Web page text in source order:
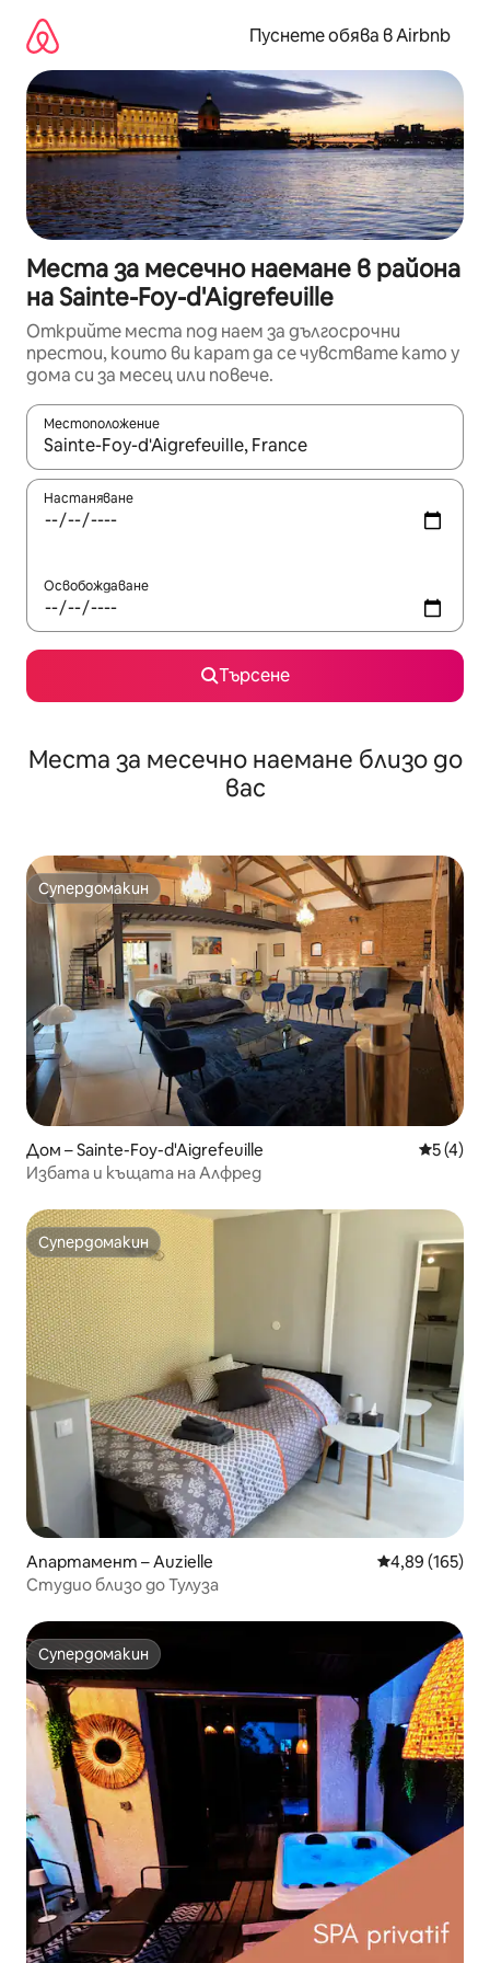
съдържанието
Пуснете обява в Airbnb
Места за месечно наемане в района
на Sainte-Foy-d'Aigrefeuille
Открийте места под наем за дългосрочни
престои, които ви карат да се чувствате като у
дома си за месец или повече.
Местоположение
Когато резултатите се покажат, използвайте
Настаняване
Освобождаване
Търсене
Места за месечно наемане близо до
вас
Супердомакин
Супердомакин
Дом – Sainte-Foy-d'Aigrefeuille Средна
5 (4)
Избата и къщата на Алфред
Супердомакин
Супердомакин
Апартамент – Auzielle Средна
4,89 (165)
Студио близо до Тулуза
Супердомакин
Супердомакин